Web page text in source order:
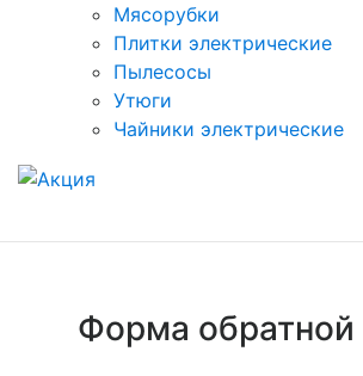
Мясорубки
Плитки электрические
Пылесосы
Утюги
Чайники электрические
Форма обратной